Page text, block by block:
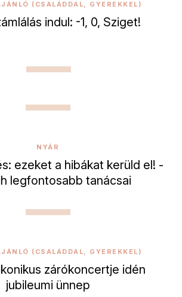
(CSALÁDDAL, GYEREKKEL)
indul: -1, 0, Sziget!
NYÁR
ezeket a hibákat kerüld el! -
legfontosabb tanácsai
(CSALÁDDAL, GYEREKKEL)
zárókoncertje idén
jubileumi ünnep